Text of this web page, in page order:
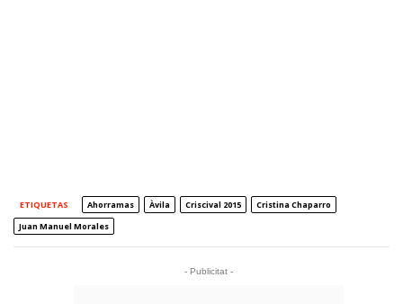
ETIQUETAS Ahorramas Àvila Criscival 2015
Cristina Chaparro
Juan Manuel Morales
- Publicitat -